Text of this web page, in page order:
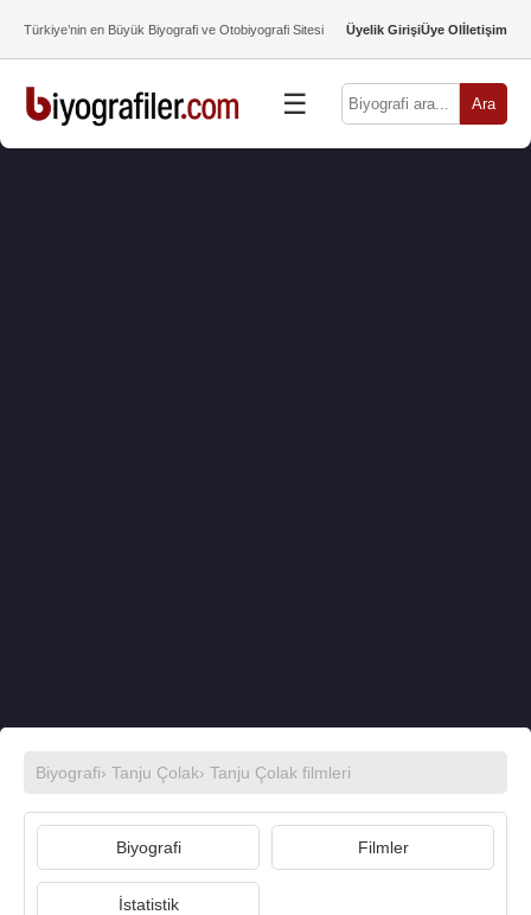
Türkiye’nin en Büyük Biyografi ve Otobiyografi Sitesi Üyelik GirişiÜye Olİletişim
☰ Ara
Biyografi› Tanju Çolak› Tanju Çolak filmleri
Biyografi Filmler
İstatistik